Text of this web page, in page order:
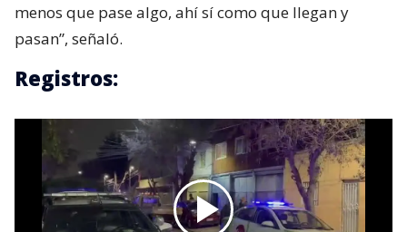
menos que pase algo, ahí sí como que llegan y
pasan”, señaló.
Registros: